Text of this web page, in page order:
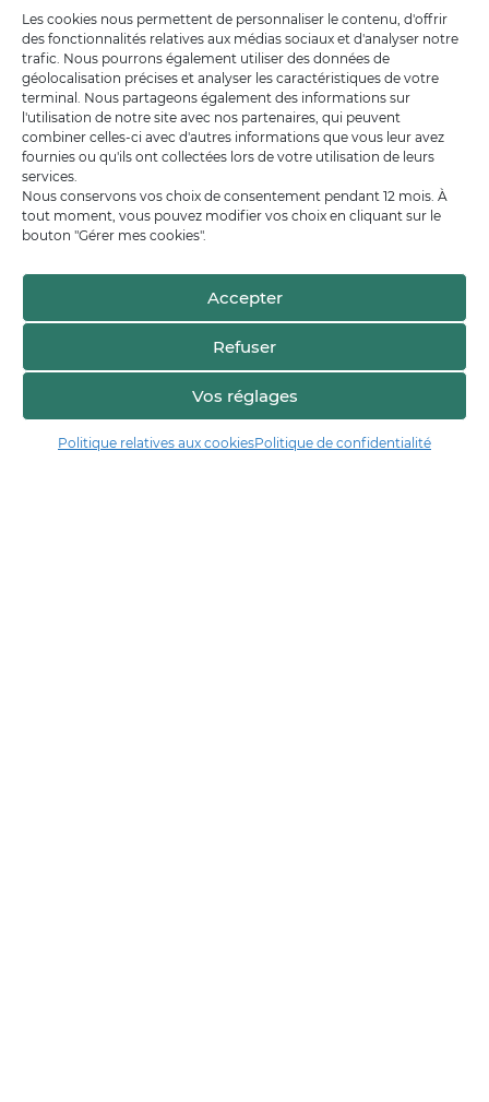
Les cookies nous permettent de personnaliser le contenu, d'offrir
des fonctionnalités relatives aux médias sociaux et d'analyser notre
trafic. Nous pourrons également utiliser des données de
géolocalisation précises et analyser les caractéristiques de votre
terminal. Nous partageons également des informations sur
l'utilisation de notre site avec nos partenaires, qui peuvent
combiner celles-ci avec d'autres informations que vous leur avez
fournies ou qu'ils ont collectées lors de votre utilisation de leurs
services.
Nous conservons vos choix de consentement pendant 12 mois. À
tout moment, vous pouvez modifier vos choix en cliquant sur le
bouton "Gérer mes cookies".
Accepter
Refuser
Vos réglages
Politique relatives aux cookiesPolitique de confidentialité
Voir sur la carte